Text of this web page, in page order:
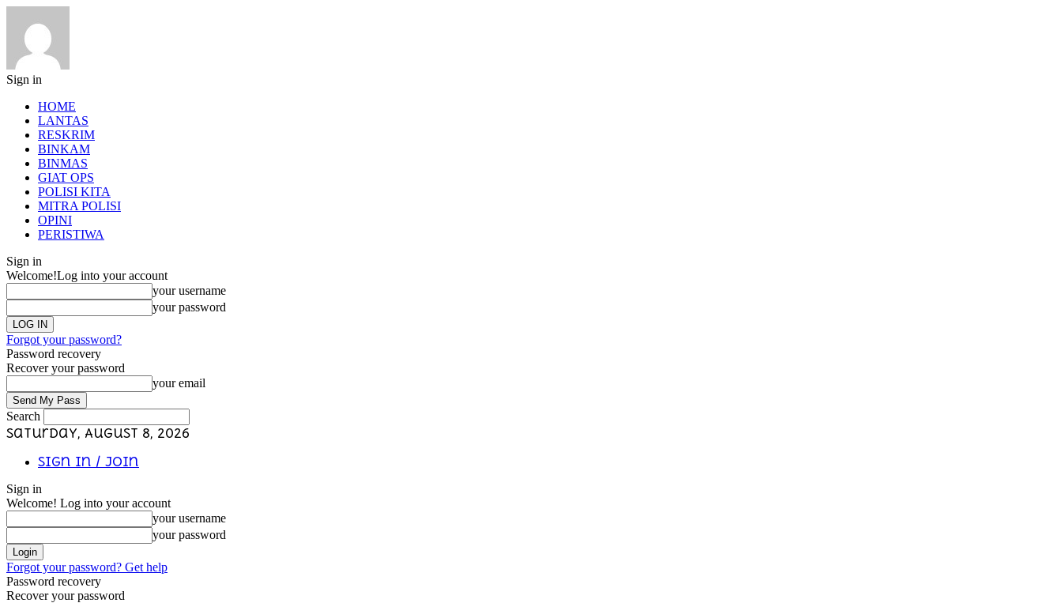
Sign in
HOME
LANTAS
RESKRIM
BINKAM
BINMAS
GIAT OPS
POLISI KITA
MITRA POLISI
OPINI
PERISTIWA
Sign in
Welcome!Log into your account
your username
your password
Forgot your password?
Password recovery
Recover your password
your email
Search
Saturday, August 8, 2026
Sign in / Join
Sign in
Welcome! Log into your account
your username
your password
Forgot your password? Get help
Password recovery
Recover your password